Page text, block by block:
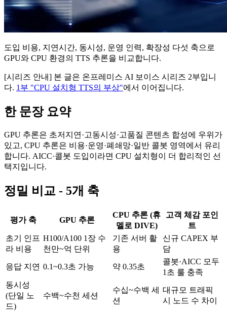
도입 비용, 지연시간, 동시성, 운영 인력, 확장성 다섯 축으로
GPU와 CPU 환경의 TTS 추론을 비교합니다.
[시리즈 안내] 본 글은 온프레미스 AI 보이스 시리즈 2부입니
다. 1부 "CPU 설치형 TTS의 부상"에서 이어집니다.
한 문장 요약
GPU 추론은 초저지연·고동시성·고품질 콘텐츠 합성에 우위가
있고, CPU 추론은 비용·운영·폐쇄망·일반 콜봇 영역에서 유리
합니다. AICC·콜봇 도입이라면 CPU 설치형이 더 합리적인 선
택지입니다.
정밀 비교 - 5개 축
평가 축 GPU 추론
CPU 추론 (휴
멜로 DIVE)
고객 체감 포인
트
초기 인프
라 비용
H100/A100 1장 수
천만~억 단위
기존 서버 활
용
신규 CAPEX 부
담
응답 지연 0.1~0.3초 가능 약 0.35초
콜봇·AICC 모두
1초 룰 충족
동시성
(단일 노
드)
수백~수천 세션
수십~수백 세
션
대규모 트래픽
시 노드 수 차이